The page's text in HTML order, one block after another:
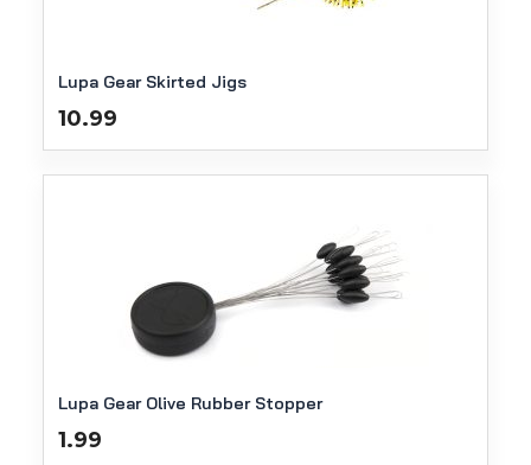
Lupa Gear Skirted Jigs
10.99
Lupa Gear Olive Rubber Stopper
1.99